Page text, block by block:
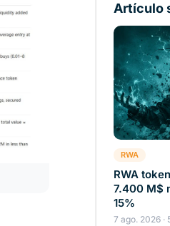
Artículo
RWA
RWA
7.400 M$
15%
7 ago. 2026 ·